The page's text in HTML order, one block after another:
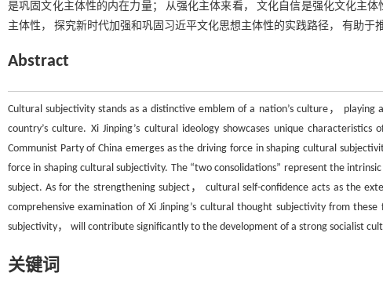
是巩固文化主体性的内在力量； 从强化主体来看， 文化自信是强化文化主
主体性， 探究新时代加强和巩固习近平文化思想主体性的实践路径， 有助于
Abstract
Cultural subjectivity stands as a distinctive emblem of a nation’s culture，
country’s culture. Xi Jinping’s cultural ideology showcases unique
Communist Party of China emerges as the driving force in shaping cultural
force in shaping cultural subjectivity. The “two consolidations” represent the
subject. As for the strengthening subject， cultural self-confidence acts as the
comprehensive examination of Xi Jinping’s cultural thought subjectivity from
subjectivity， will contribute significantly to the development of a strong socialist
关键词